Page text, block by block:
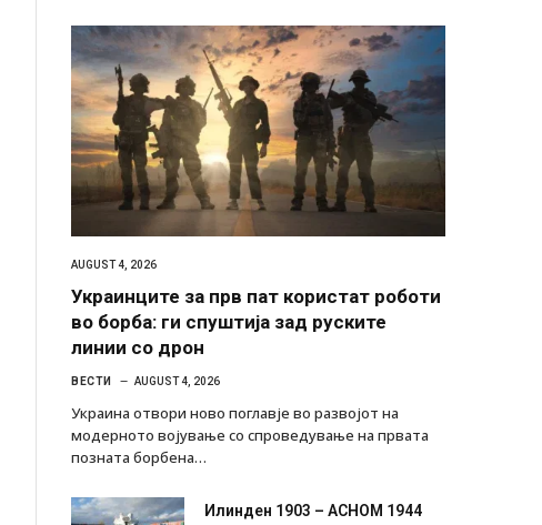
AUGUST 4, 2026
Украинците за прв пат користат роботи
во борба: ги спуштија зад руските
линии со дрон
ВЕСТИ AUGUST 4, 2026
Украина отвори ново поглавје во развојот на
модерното војување со спроведување на првата
позната борбена…
Илинден 1903 – АСНОМ 1944